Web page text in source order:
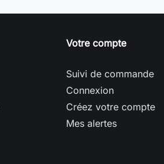
Votre compte
Suivi de commande
Connexion
Créez votre compte
Mes alertes